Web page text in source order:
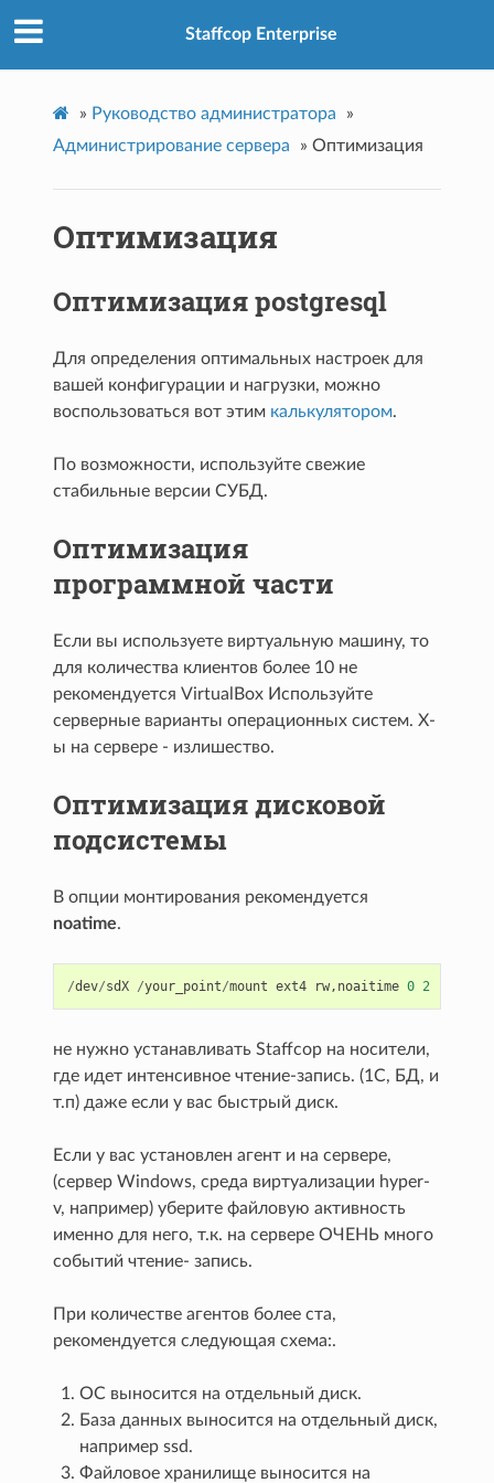
Staffcop Enterprise
» Руководство администратора
»
Администрирование сервера
» Оптимизация
Оптимизация
Оптимизация postgresql
Для определения оптимальных настроек для
вашей конфигурации и нагрузки, можно
воспользоваться вот этим калькулятором.
По возможности, используйте свежие
стабильные версии СУБД.
Оптимизация
программной части
Если вы используете виртуальную машину, то
для количества клиентов более 10 не
рекомендуется VirtualBox Используйте
серверные варианты операционных систем. Х-
ы на сервере - излишество.
Оптимизация дисковой
подсистемы
В опции монтирования рекомендуется
noatime.
/dev/sdX /your_point/mount ext4 rw, noaitime 0 2
не нужно устанавливать Staffcop на носители,
где идет интенсивное чтение-запись. (1С, БД, и
т.п) даже если у вас быстрый диск.
Если у вас установлен агент и на сервере,
(сервер Windows, среда виртуализации hyper-
v, например) уберите файловую активность
именно для него, т.к. на сервере ОЧЕНЬ много
событий чтение- запись.
При количестве агентов более ста,
рекомендуется следующая схема:.
ОС выносится на отдельный диск.
База данных выносится на отдельный диск,
например ssd.
Файловое хранилище выносится на